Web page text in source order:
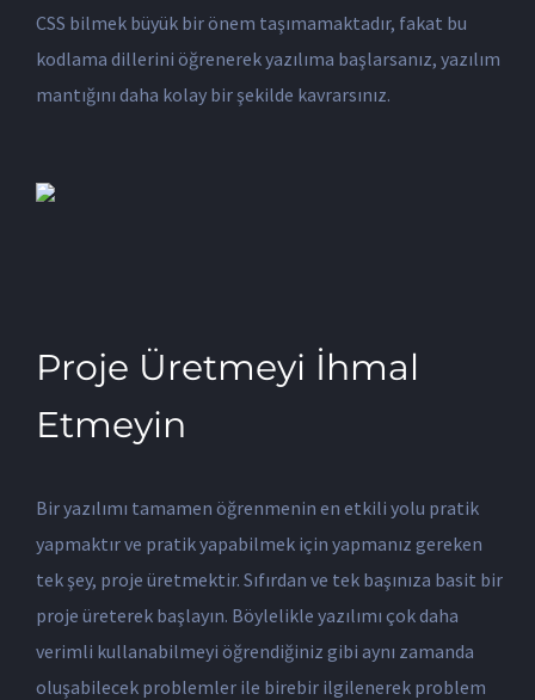
CSS bilmek büyük bir önem taşımamaktadır, fakat bu
kodlama dillerini öğrenerek yazılıma başlarsanız, yazılım
mantığını daha kolay bir şekilde kavrarsınız.
Proje Üretmeyi İhmal
Etmeyin
Bir yazılımı tamamen öğrenmenin en etkili yolu pratik
yapmaktır ve pratik yapabilmek için yapmanız gereken
tek şey, proje üretmektir. Sıfırdan ve tek başınıza basit bir
proje üreterek başlayın. Böylelikle yazılımı çok daha
verimli kullanabilmeyi öğrendiğiniz gibi aynı zamanda
oluşabilecek problemler ile birebir ilgilenerek problem